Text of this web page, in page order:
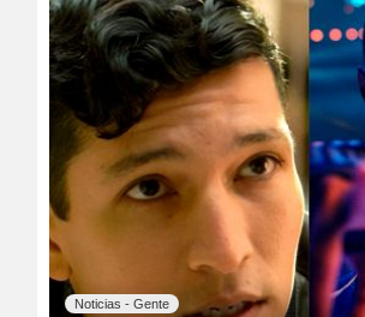
Noticias - Gente